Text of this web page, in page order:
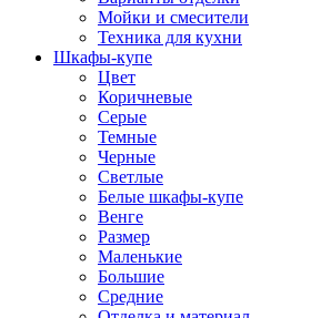
Мойки и смесители
Техника для кухни
Шкафы-купе
Цвет
Коричневые
Серые
Темные
Черные
Светлые
Белые шкафы-купе
Венге
Размер
Маленькие
Большие
Средние